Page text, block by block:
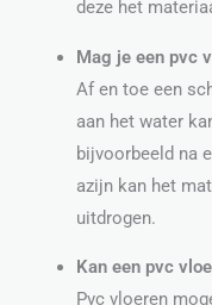
deze het
Mag je een pvc
Af en toe een
aan het water
bijvoorbeeld na
azijn kan het
uitdrogen.
Kan een pvc
Pvc vloeren